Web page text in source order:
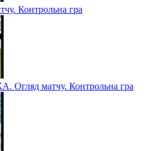
Контрольна гра
матчу. Контрольна гра